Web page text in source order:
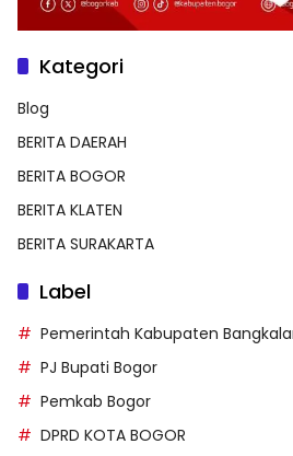
Kategori
Blog
BERITA DAERAH
BERITA BOGOR
BERITA KLATEN
BERITA SURAKARTA
Label
Pemerintah Kabupaten
PJ Bupati Bogor
Pemkab Bogor
DPRD KOTA BOGOR